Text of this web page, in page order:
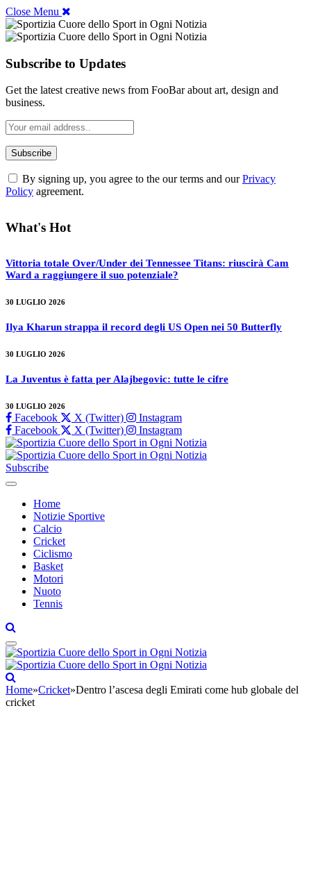
Close Menu
Subscribe to Updates
Get the latest creative news from FooBar about art, design and
business.
By signing up, you agree to the our terms and ourPrivacy
Policy agreement.
What's Hot
Vittoria totale Over/Under dei Tennessee Titans: riuscirà Cam
Ward a raggiungere il suo potenziale?
30 LUGLIO 2026
Ilya Kharun strappa il record degli US Open nei 50 Butterfly
30 LUGLIO 2026
La Juventus è fatta per Alajbegovic: tutte le cifre
30 LUGLIO 2026
Facebook X (Twitter)
Instagram
Facebook
X (Twitter) Instagram
Subscribe
Home
Notizie Sportive
Calcio
Cricket
Ciclismo
Basket
Motori
Nuoto
Tennis
Home»Cricket»Dentro l’ascesa degli Emirati come hub globale del
cricket